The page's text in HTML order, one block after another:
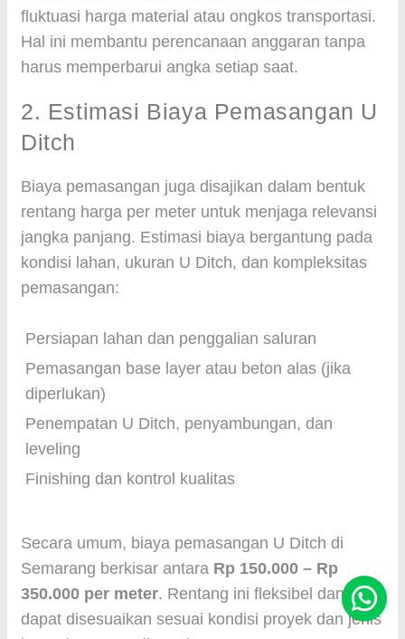
fluktuasi harga material atau ongkos transportasi.
Hal ini membantu perencanaan anggaran tanpa
harus memperbarui angka setiap saat.
2. Estimasi Biaya Pemasangan U
Ditch
Biaya pemasangan juga disajikan dalam bentuk
rentang harga per meter untuk menjaga relevansi
jangka panjang. Estimasi biaya bergantung pada
kondisi lahan, ukuran U Ditch, dan kompleksitas
pemasangan:
Persiapan lahan dan penggalian saluran
Pemasangan base layer atau beton alas (jika
diperlukan)
Penempatan U Ditch, penyambungan, dan
leveling
Finishing dan kontrol kualitas
Secara umum, biaya pemasangan U Ditch di
Semarang berkisar antara Rp 150.000 – Rp
350.000 per meter. Rentang ini fleksibel dan
dapat disesuaikan sesuai kondisi proyek dan jenis